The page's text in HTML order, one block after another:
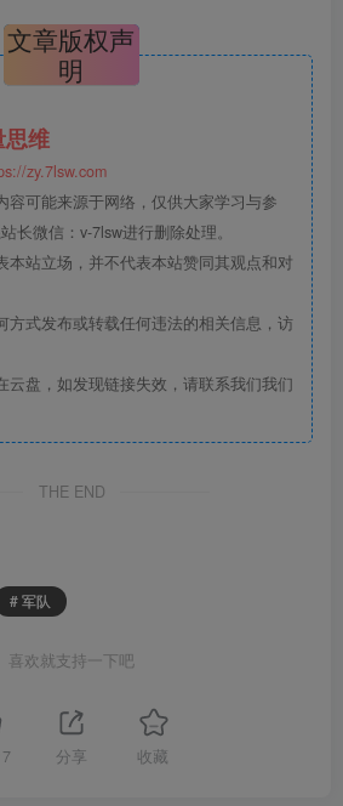
文章版权声
明
维
zy.7lsw.com
容可能来源于网络，仅供大家学习与参
长微信：v-7lsw进行删除处理。
本站立场，并不代表本站赞同其观点和对
方式发布或转载任何违法的相关信息，访
云盘，如发现链接失效，请联系我们我们
THE END
# 军队
喜欢就支持一下吧
7 分享 收藏